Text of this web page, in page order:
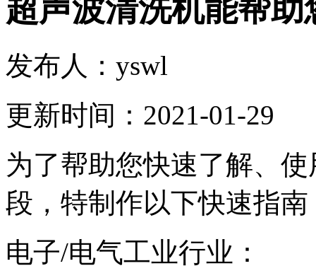
超声波清洗机能帮助
发布人： yswl
更新时间： 2021-01-29
为了帮助您快速了解、
段，特制作以下快速指南
电子/电气工业行业：